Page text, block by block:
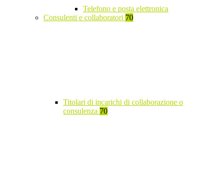
Telefono e posta elettronica
Consulenti e collaboratori 70
Titolari di incarichi di collaborazione o
consulenza 70